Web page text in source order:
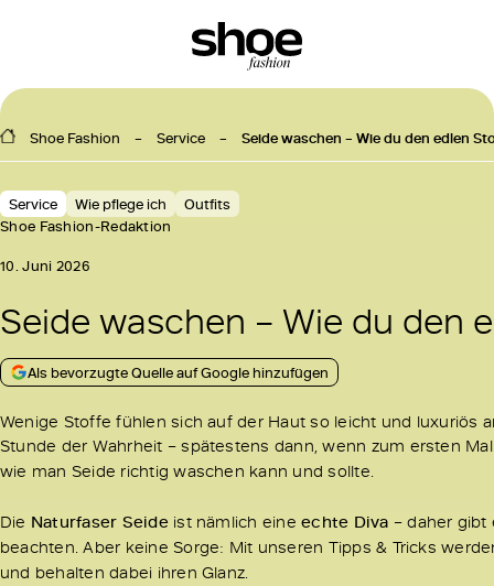
Shoe Fashion Service Seide waschen – Wie du den edlen
Service Wie pflege ich
Outfits
Shoe Fashion-Redaktion
10. Juni 2026
Seide waschen – Wie du den
Als bevorzugte Quelle auf Google hinzufügen
Wenige Stoffe fühlen sich auf der Haut so leicht und luxuriös
Stunde der Wahrheit – spätestens dann, wenn zum ersten
wie man Seide richtig waschen kann und sollte.
Die Naturfaser Seideist nämlich eineechte Diva – daher gibt
beachten. Aber keine Sorge: Mit unseren Tipps & Tricks
und behalten dabei ihren Glanz.